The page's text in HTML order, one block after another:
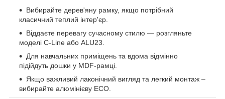
Вибирайте дерев'яну рамку, якщо потрібний
класичний теплий інтер'єр.
Віддаєте перевагу сучасному стилю — розгляньте
моделі C-Line або ALU23.
Для навчальних приміщень та вдома відмінно
підійдуть дошки у MDF-рамці.
Якщо важливий лаконічний вигляд та легкий монтаж –
вибирайте алюмінієву ECO.